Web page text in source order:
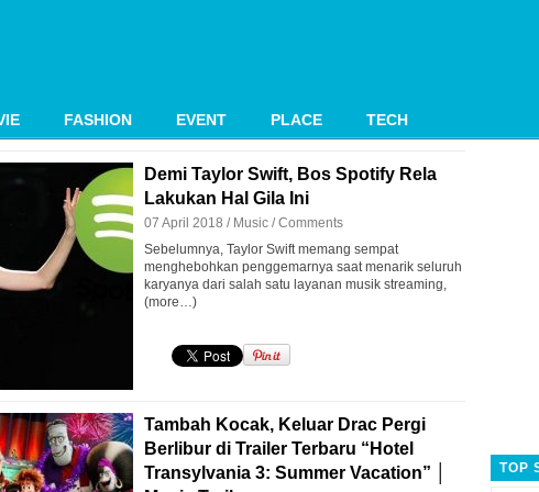
FASHION EVENT PLACE TECH
Demi Taylor Swift, Bos Spotify Rela
Lakukan Hal Gila Ini
07 April 2018 / Music /Comments
Sebelumnya, Taylor Swift memang sempat
menghebohkan penggemarnya saat menarik seluruh
karyanya dari salah satu layanan musik streaming,
(more…)
Tambah Kocak, Keluar Drac Pergi
Berlibur di Trailer Terbaru “Hotel
Transylvania 3: Summer Vacation” │
TOP